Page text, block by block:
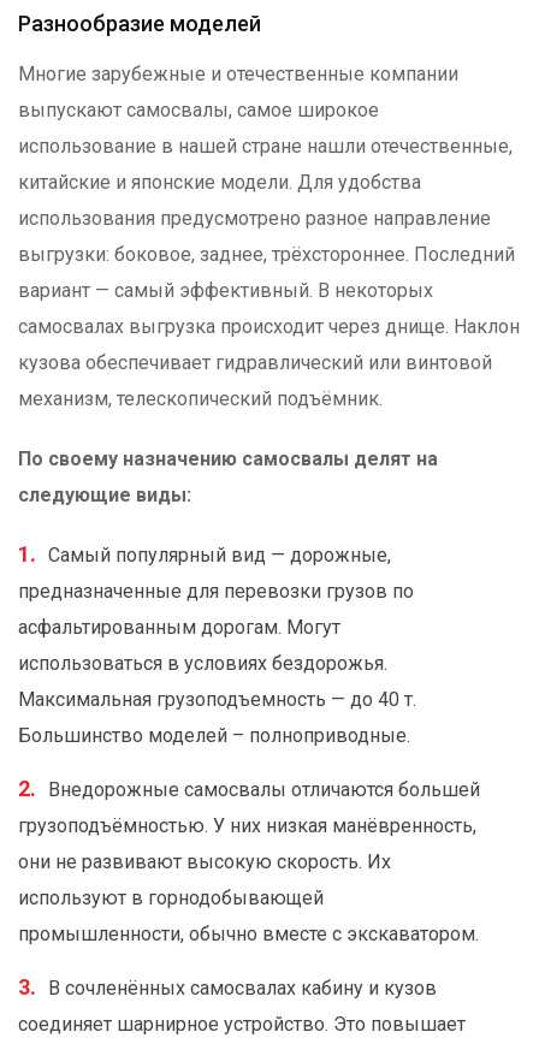
Разнообразие моделей
Многие зарубежные и отечественные компании
выпускают самосвалы, самое широкое
использование в нашей стране нашли отечественные,
китайские и японские модели. Для удобства
использования предусмотрено разное направление
выгрузки: боковое, заднее, трёхстороннее. Последний
вариант — самый эффективный. В некоторых
самосвалах выгрузка происходит через днище. Наклон
кузова обеспечивает гидравлический или винтовой
механизм, телескопический подъёмник.
По своему назначению самосвалы делят на
следующие виды:
Самый популярный вид — дорожные,
предназначенные для перевозки грузов по
асфальтированным дорогам. Могут
использоваться в условиях бездорожья.
Максимальная грузоподъемность — до 40 т.
Большинство моделей – полноприводные.
Внедорожные самосвалы отличаются большей
грузоподъёмностью. У них низкая манёвренность,
они не развивают высокую скорость. Их
используют в горнодобывающей
промышленности, обычно вместе с экскаватором.
В сочленённых самосвалах кабину и кузов
соединяет шарнирное устройство. Это повышает